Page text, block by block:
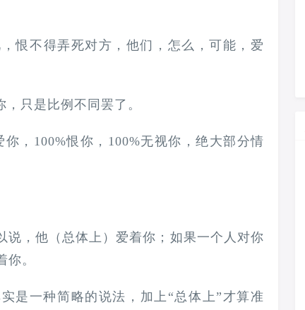
恨不得弄死对方，他们，怎么，可能，爱
只是比例不同罢了。
，100%恨你，100%无视你，绝大部分情
，他（总体上）爱着你；如果一个人对你
。
是一种简略的说法，加上“总体上”才算准